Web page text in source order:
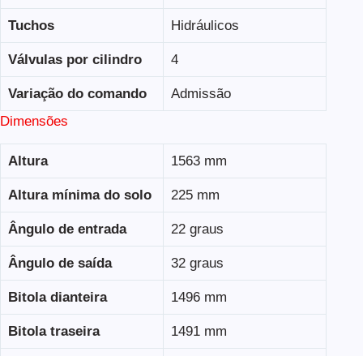
Tuchos Hidráulicos
Válvulas por cilindro 4
Variação do comando
Admissão
Dimensões
Altura 1563 mm
Altura mínima do solo 225 mm
Ângulo de entrada 22 graus
Ângulo de saída 32 graus
Bitola dianteira 1496 mm
Bitola traseira 1491 mm